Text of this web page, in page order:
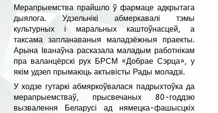
Мерапрыемства прайшло ў фармаце адкрытага
дыялога. Удзельнікі абмеркавалі тэмы
культурных і маральных каштоўнасцей, а
таксама запланаваныя маладзёжныя праекты.
Арына Іванаўна расказала маладым работнікам
пра валанцёрскі рух БРСМ «Добрае Сэрца», у
якім удзел прымаюць актывісты Рады моладзі.
У ходзе гутаркі абмяркоўвалася падрыхтоўка да
мерапрыемстваў, прысвечаных 80-годдзю
вызвалення Беларусі ад нямецка-фашысцкіх